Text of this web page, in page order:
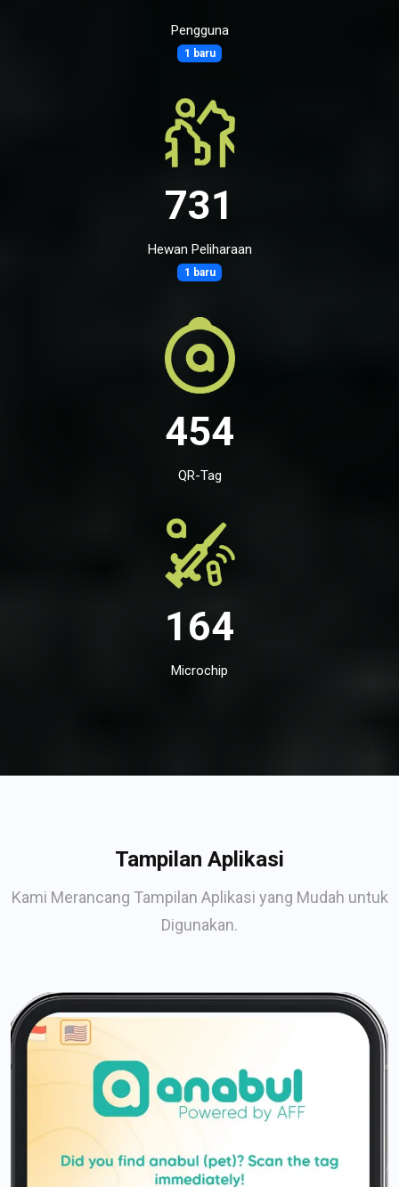
Pengguna
1 baru
731
Hewan Peliharaan
1 baru
454
QR-Tag
164
Microchip
Tampilan Aplikasi
Kami Merancang Tampilan Aplikasi yang Mudah untuk
Digunakan.